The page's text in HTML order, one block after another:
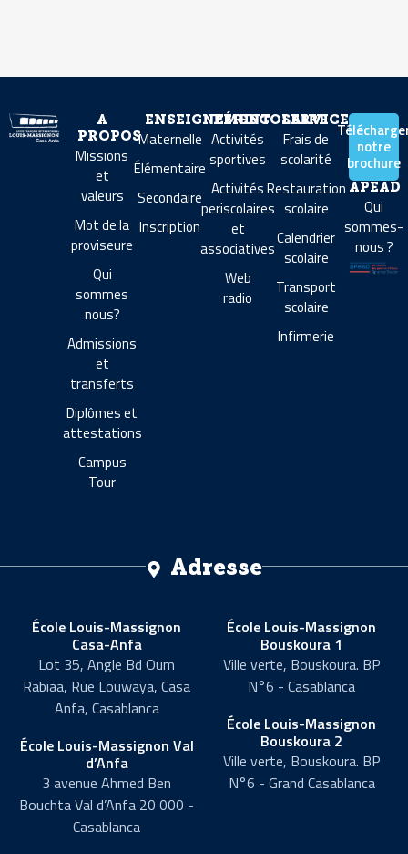
A
PROPOS
Missions
et
valeurs
Mot de la
proviseure
Qui
sommes
nous?
Admissions
et
transferts
Diplômes et
attestations
Campus
Tour
ENSEIGNEMENT
Maternelle
Élémentaire
Secondaire
Inscription
PÉRISCOLAIRE
Activités
sportives
Activités
periscolaires
et
associatives
Web
radio
SERVICES
Frais de
scolarité
Restauration
scolaire
Calendrier
scolaire
Transport
scolaire
Infirmerie
notre
brochure
APEAD
Qui
sommes-
nous ?
Adresse
École Louis-Massignon
Casa-Anfa
Lot 35, Angle Bd Oum
Rabiaa, Rue Louwaya, Casa
Anfa, Casablanca
École Louis-Massignon Val
d’Anfa
3 avenue Ahmed Ben
Bouchta Val d’Anfa 20 000 -
Casablanca
École Louis-Massignon
Bouskoura 1
Ville verte, Bouskoura. BP
N°6 - Casablanca
École Louis-Massignon
Bouskoura 2
Ville verte, Bouskoura. BP
N°6 - Grand Casablanca